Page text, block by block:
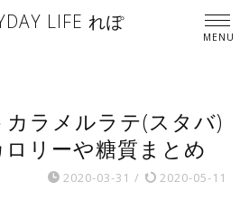
LIFE れぽ
ラメルラテ(スタバ)
リーや糖質まとめ
2020-03-31 / 2020-05-11